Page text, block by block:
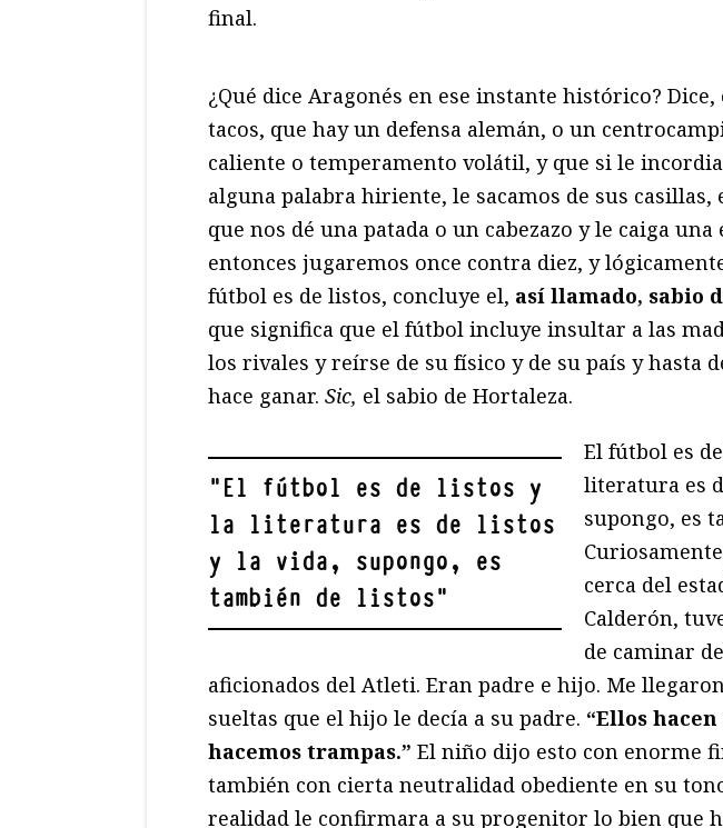
final.
¿Qué dice Aragonés en ese instante histórico?
tacos, que hay un defensa alemán, o un
caliente o temperamento volátil, y que si le
alguna palabra hiriente, le sacamos de sus casillas,
que nos dé una patada o un cabezazo y le caiga
entonces jugaremos once contra diez, y
fútbol es de listos, concluye el, así llamado, sabio
que significa que el fútbol incluye insultar a las
los rivales y reírse de su físico y de su país y hasta
hace ganar. Sic, el sabio de Hortaleza.
"El fútbol es de listos y
la literatura es de listos
y la vida, supongo, es
también de listos"
El fútbol es
literatura es
supongo, es
cerca del
Calderón,
de caminar
aficionados del Atleti. Eran padre e hijo. Me
sueltas que el hijo le decía a su padre. “Ellos
hacemos trampas.” El niño dijo esto con enorme
también con cierta neutralidad obediente en su
realidad le confirmara a su progenitor lo bien que